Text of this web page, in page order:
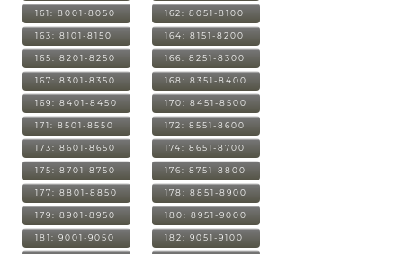
161: 8001-8050 162: 8051-8100
163: 8101-8150 164: 8151-8200
165: 8201-8250 166: 8251-8300
167: 8301-8350 168: 8351-8400
169: 8401-8450 170: 8451-8500
171: 8501-8550 172: 8551-8600
173: 8601-8650 174: 8651-8700
175: 8701-8750 176: 8751-8800
177: 8801-8850 178: 8851-8900
179: 8901-8950 180: 8951-9000
181: 9001-9050 182: 9051-9100